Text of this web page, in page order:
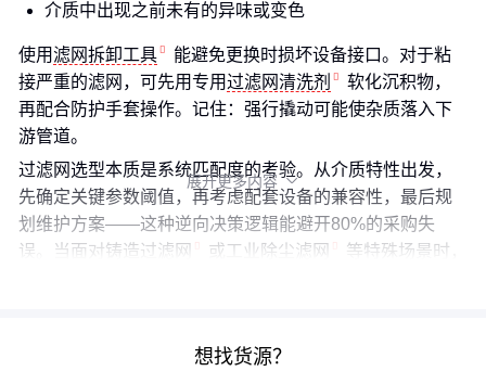
介质中出现之前未有的异味或变色
使用滤网拆卸工具
能避免更换时损坏设备接口。对于粘
接严重的滤网，可先用专用过滤网清洗剂
软化沉积物，
再配合防护手套操作。记住：强行撬动可能使杂质落入下
游管道。
过滤网选型本质是系统匹配度的考验。从介质特性出发，
先确定关键参数阈值，再考虑配套设备的兼容性，最后规
划维护方案——这种逆向决策逻辑能避开80%的采购失
误。当面对铸造过滤网 或工业除尘滤网
等特殊场景时，
展开更多内容 
想找货源？